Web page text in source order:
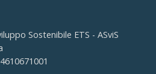
Sostenibile ETS - ASviS